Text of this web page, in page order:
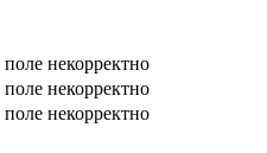
некорректно
некорректно
некорректно